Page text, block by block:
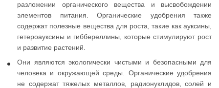
разложении органического вещества и высвобождении
элементов питания. Органические удобрения также
содержат полезные вещества для роста, такие как ауксины,
гетероауксины и гиббереллины, которые стимулируют рост
и развитие растений.
Они являются экологически чистыми и безопасными для
человека и окружающей среды. Органические удобрения
не содержат тяжелых металлов, радионуклидов, солей и